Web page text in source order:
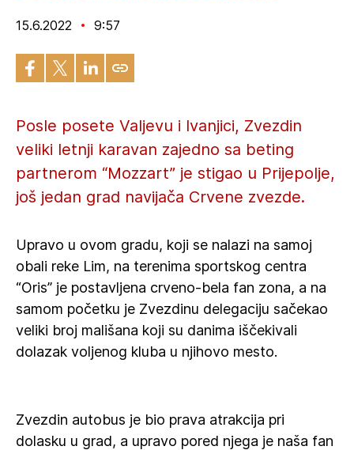
15.6.2022 9:57
Posle posete Valjevu i Ivanjici, Zvezdin
veliki letnji karavan zajedno sa beting
partnerom “Mozzart” je stigao u Prijepolje,
još jedan grad navijača Crvene zvezde.
Upravo u ovom gradu, koji se nalazi na samoj
obali reke Lim, na terenima sportskog centra
“Oris” je postavljena crveno-bela fan zona, a na
samom početku je Zvezdinu delegaciju sačekao
veliki broj mališana koji su danima iščekivali
dolazak voljenog kluba u njihovo mesto.
Zvezdin autobus je bio prava atrakcija pri
dolasku u grad, a upravo pored njega je naša fan